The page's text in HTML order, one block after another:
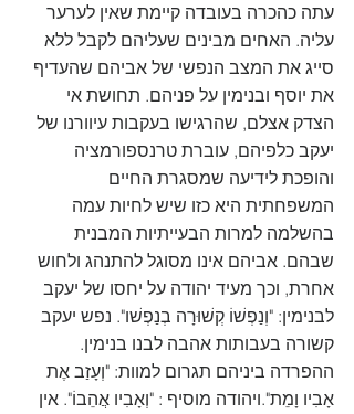
עתה כהכרה בעובדה קיימת שאין לערער
עליה. האחים מבינים שעליהם לקבל ללא
סייג את המצב הנפשי של אביהם שהעדיף
את יוסף ובנימין על פניהם. תחושת אי
הצדק אצלם, שהרגישו בעקבות עיוורנו של
יעקב כלפיהם, עוברת טרנספורמציה
והופכת לידיעה שמסגרת החיים
המשפחתית היא כזו שיש לחיות עמה
בהשלמה למרות הבעייתיות המבנית
שבהם. אביהם אינו מסוגל להתנהג ולחוש
אחרת, וכך מעיד יהודה על יחסו של יעקב
לבנימין: "וְנַפְשׁוֹ קְשׁוּרָה בְנַפְשׁו". נפש יעקב
קשורה בעבותות אהבה לבנו בנימין.
ההפרדה ביניהם תגרום למוות: "וְעָזַב אֶת
אָבִיו וָמֵת".ויהודה מוסיף : "וְאָבִיו אֲהֵבוֹ". אין